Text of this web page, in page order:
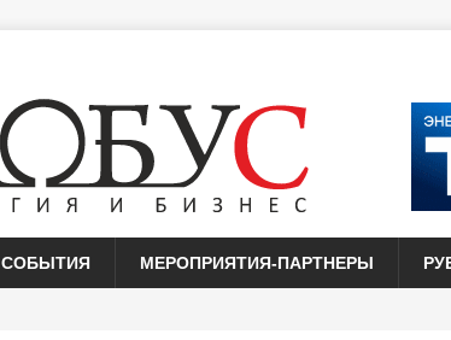
СОБЫТИЯ МЕРОПРИЯТИЯ-ПАРТНЕРЫ